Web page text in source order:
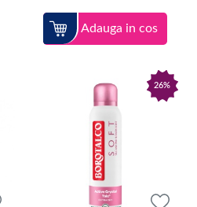
Adauga in cos
26%